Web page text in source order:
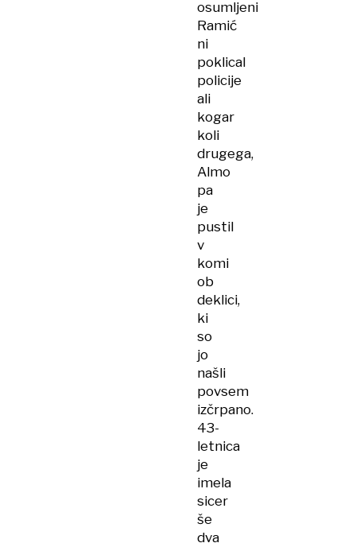
osumljeni
Ramić
ni
poklical
policije
ali
kogar
koli
drugega,
Almo
pa
je
pustil
v
komi
ob
deklici,
ki
so
jo
našli
povsem
izčrpano.
43-
letnica
je
imela
sicer
še
dva